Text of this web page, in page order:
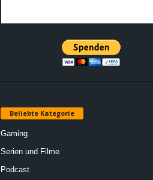
Beliebte Kategorie
Gaming
Serien und Filme
Podcast